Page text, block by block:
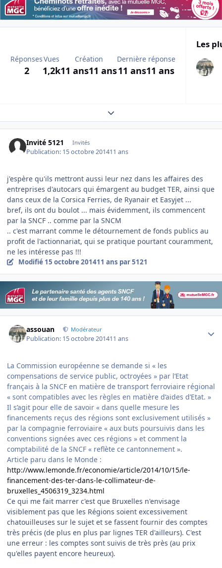
Réponses
2
Vues
1,2k
Création
11 ans11 ans
Dernière réponse
11 ans11 ans
Les
Expand topic overview
Invité 5121 Invités
Publication: 15 octobre 201411 ans
j'espère qu'ils mettront aussi leur nez dans les affaires des
entreprises d'autocars qui émargent au budget TER, ainsi que
dans ceux de la Corsica Ferries, de Ryanair et Easyjet ...
bref, ils ont du boulot ... mais évidemment, ils commencent
par la SNCF .. comme par la SNCM
.. c'est marrant comme le détournement de fonds publics au
profit de l'actionnariat, qui se pratique pourtant couramment,
ne les intéresse pas !!!
Modifié 15 octobre 201411 ans par 5121
assouan Modérateur
Publication: 15 octobre 201411 ans
La Commission européenne se demande si « les
compensations de service public, octroyées » par l’Etat
français à la SNCF en matière de transport ferroviaire régional
« sont compatibles avec les règles en matière d’aides d’Etat. »
Il s’agit pour elle de savoir « dans quelle mesure les
financements reçus des régions sont exclusivement utilisés »
par la compagnie ferroviaire « aux buts poursuivis dans les
conventions signées avec ces régions » et comment la
comptabilité de la SNCF « reflète ce cantonnement ».
Article paru dans le Monde :
http://www.lemonde.fr/economie/article/2014/10/15/le-
financement-des-ter-dans-le-collimateur-de-
bruxelles_4506319_3234.html
Ce qui me fait marrer c'est que Bruxelles n'envisage
visiblement pas que les Régions soient excessivement
chatouilleuses sur le sujet et se fassent fournir des comptes
très précis (de plus en plus par lignes TER d'ailleurs). C'est
une erreur : les comptes sont suivis de très près (au prix
qu'elles payent encore heureux).